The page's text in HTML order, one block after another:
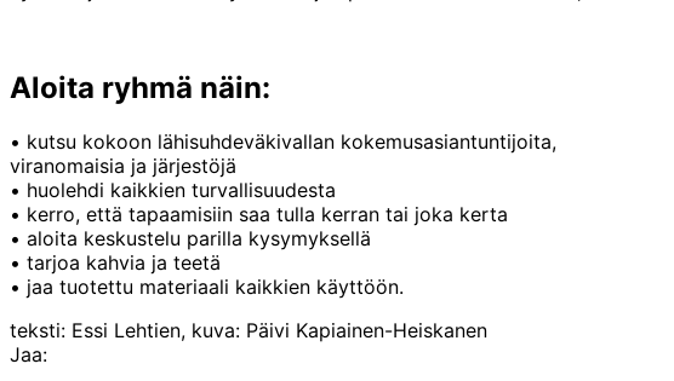
Aloita ryhmä näin:
• kutsu kokoon lähisuhdeväkivallan kokemusasiantuntijoita,
viranomaisia ja järjestöjä
• huolehdi kaikkien turvallisuudesta
• kerro, että tapaamisiin saa tulla kerran tai joka kerta
• aloita keskustelu parilla kysymyksellä
• tarjoa kahvia ja teetä
• jaa tuotettu materiaali kaikkien käyttöön.
teksti: Essi Lehtien, kuva: Päivi Kapiainen-Heiskanen
Jaa: